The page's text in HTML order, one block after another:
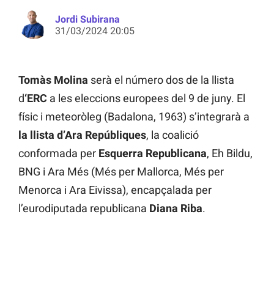
Jordi Subirana
31/03/2024 20:05
Tomàs Molina serà el número dos de la llista
d‘ERC a les eleccions europees del 9 de juny. El
físic i meteoròleg (Badalona, 1963) s’integrarà a
la llista d’Ara Repúbliques, la coalició
conformada per Esquerra Republicana, Eh Bildu,
BNG i Ara Més (Més per Mallorca, Més per
Menorca i Ara Eivissa), encapçalada per
l’eurodiputada republicana Diana Riba.